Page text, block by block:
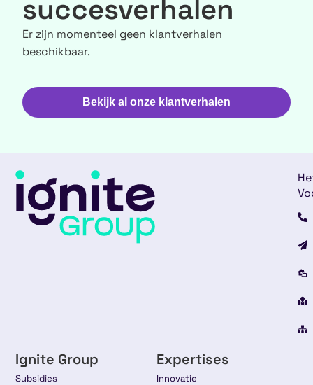
succesverhalen
Er zijn momenteel geen klantverhalen
beschikbaar.
Bekijk al onze klantverhalen
Ignite Group
Subsidies
Expertises
Innovatie